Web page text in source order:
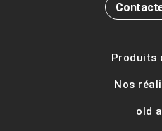
Produits
Nos
old